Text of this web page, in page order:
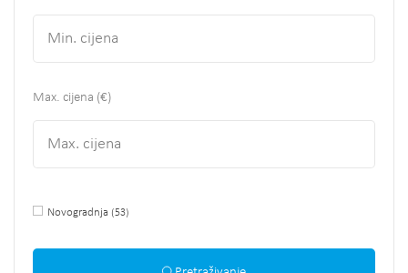
Max. cijena (€)
Novogradnja (53)